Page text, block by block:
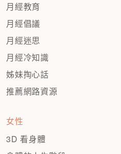
月經教育
月經倡議
月經迷思
月經冷知識
姊妹掏心話
推薦網路資源
女性
3D 看身體